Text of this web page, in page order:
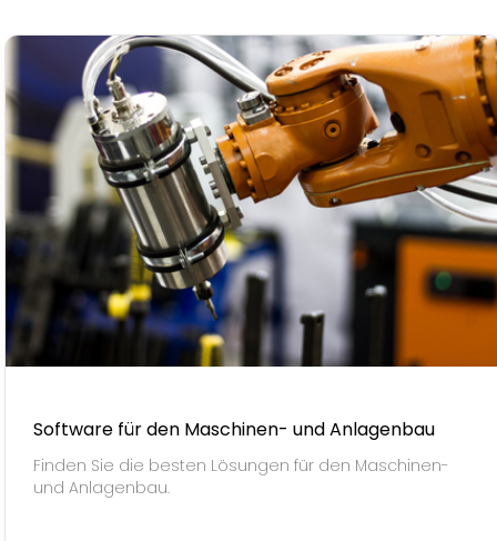
Software für den Maschinen- und Anlagenbau
Finden Sie die besten Lösungen für den Maschinen-
und Anlagenbau.